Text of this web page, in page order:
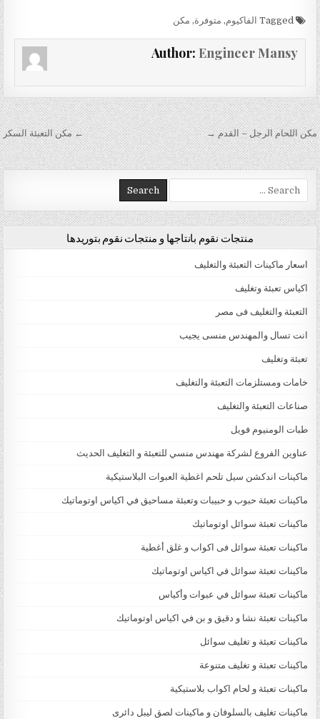
Tagged الفاكيوم, متوفرة, مكن
Author: Engineer Mansy
تصفّح المقالات ← مكن التعبئة السكر مكن اللحام الرجل – القدم →
Search for:
منتجات نقوم بانتاجها و منتجات نقوم بتوريدها
اسعار ماكينات التعبئة والتغليف
اكياس تعبئة وتغليف
التعبئة والتغليف فى مصر
انت تسال والمهندس منسى يجيب
تعبئة وتغليف
خامات ومستلزمات التعبئة والتغليف
صناعات التعبئة والتغليف
طبات الومنيوم فويل
عناوين الفروع لشركة مهندس منسي للتعبئة و التغليف الحديث
ماكينات اندكشن سيل تلحم اغطية العبوات البلاستيكية
ماكينات تعبئة حبوب و حبيبات وتعبئة مساحيق في اكياس اوتوماتيك
ماكينات تعبئة سوائل اوتوماتيك
ماكينات تعبئة سوائل فى اكواب و غلق أغطية
ماكينات تعبئة سوائل في اكياس اوتوماتيك
ماكينات تعبئة سوائل في عبوات وأكياس
ماكينات تعبئة نشا و دقيق و بن في اكياس اوتوماتيك
ماكينات تعبئة و تغليف سوائل
ماكينات تعبئة و تغليف متنوعة
ماكينات تعبئة و لحام اكواب بلاستيكية
ماكينات تغليف بالسلوفان و ماكينات لصق ليبل دائرى